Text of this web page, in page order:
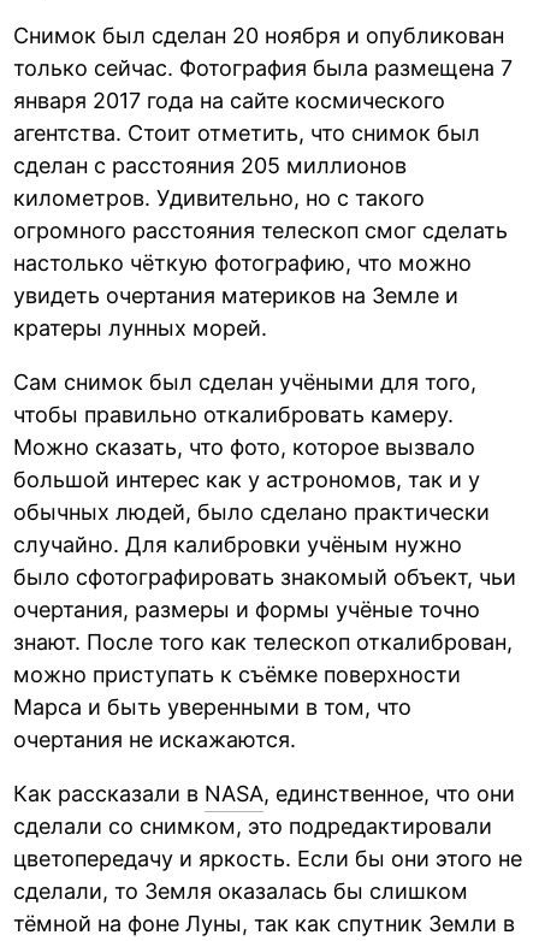
Снимок был сделан 20 ноября и опубликован
только сейчас. Фотография была размещена 7
января 2017 года на сайте космического
агентства. Стоит отметить, что снимок был
сделан с расстояния 205 миллионов
километров. Удивительно, но с такого
огромного расстояния телескоп смог сделать
настолько чёткую фотографию, что можно
увидеть очертания материков на Земле и
кратеры лунных морей.
Сам снимок был сделан учёными для того,
чтобы правильно откалибровать камеру.
Можно сказать, что фото, которое вызвало
большой интерес как у астрономов, так и у
обычных людей, было сделано практически
случайно. Для калибровки учёным нужно
было сфотографировать знакомый объект, чьи
очертания, размеры и формы учёные точно
знают. После того как телескоп откалиброван,
можно приступать к съёмке поверхности
Марса и быть уверенными в том, что
очертания не искажаются.
Как рассказали в NASA, единственное, что они
сделали со снимком, это подредактировали
цветопередачу и яркость. Если бы они этого не
сделали, то Земля оказалась бы слишком
тёмной на фоне Луны, так как спутник Земли в